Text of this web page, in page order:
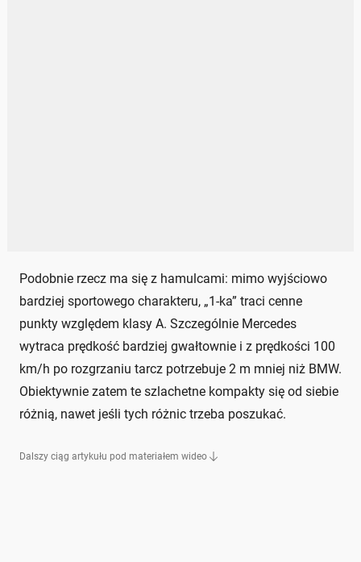
Podobnie rzecz ma się z hamulcami: mimo wyjściowo
bardziej sportowego charakteru, „1-ka” traci cenne
punkty względem klasy A. Szczególnie Mercedes
wytraca prędkość bardziej gwałtownie i z prędkości 100
km/h po rozgrzaniu tarcz potrzebuje 2 m mniej niż BMW.
Obiektywnie zatem te szlachetne kompakty się od siebie
różnią, nawet jeśli tych różnic trzeba poszukać.
Dalszy ciąg artykułu pod materiałem wideo